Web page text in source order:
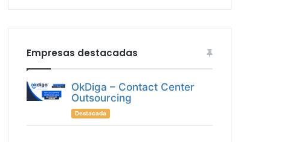
Empresas destacadas
OkDiga – Contact Center
Outsourcing
Destacada